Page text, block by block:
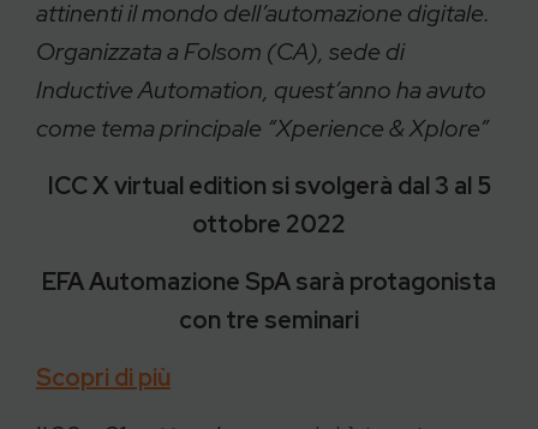
attinenti il mondo dell’automazione digitale.
Organizzata a Folsom (CA), sede di
Inductive Automation, quest’anno ha avuto
come tema principale “Xperience & Xplore”
ICC X virtual edition si svolgerà dal 3 al 5
ottobre 2022
EFA Automazione SpA sarà protagonista
con tre seminari
Scopri di più